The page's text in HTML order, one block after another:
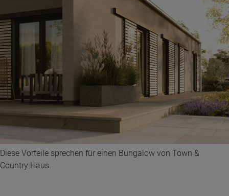
Diese Vorteile sprechen für einen Bungalow von Town &
Country Haus.